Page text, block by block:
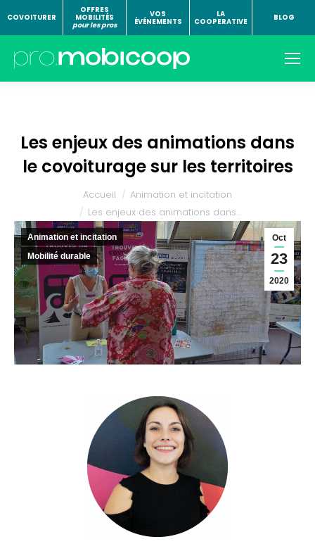
COVOITURER
OFFRES
MOBILITÉS
pour les pros
VOS
ÉVÉNEMENTS
LA
COOPERATIVE
BLOG
Les enjeux des animations dans
le covoiturage sur les territoires
Accueil
Animation et incitation
Les enjeux des animations dans…
Oct
23
2020
Animation et incitation
Mobilité durable